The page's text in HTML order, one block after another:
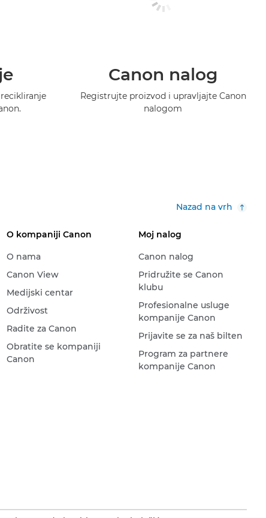
Canon nalog
Registrujte proizvod i upravljajte Canon
nalogom
Nazad na vrh
O kompaniji Canon
O nama
Canon View
Medijski centar
Održivost
Radite za Canon
Obratite se kompaniji
Canon
Moj nalog
Canon nalog
Pridružite se Canon
klubu
Profesionalne usluge
kompanije Canon
Prijavite se za naš bilten
Program za partnere
kompanije Canon